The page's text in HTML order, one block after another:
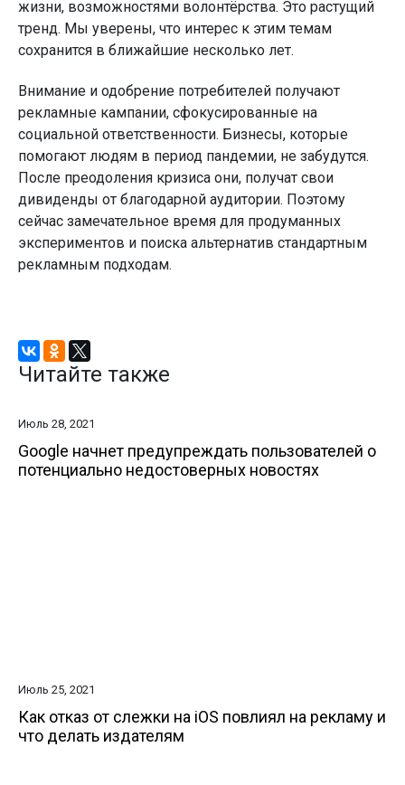
жизни, возможностями волонтёрства. Это растущий
тренд. Мы уверены, что интерес к этим темам
сохранится в ближайшие несколько лет.
Внимание и одобрение потребителей получают
рекламные кампании, сфокусированные на
социальной ответственности. Бизнесы, которые
помогают людям в период пандемии, не забудутся.
После преодоления кризиса они, получат свои
дивиденды от благодарной аудитории. Поэтому
сейчас замечательное время для продуманных
экспериментов и поиска альтернатив стандартным
рекламным подходам.
Читайте также
Июль 28, 2021
Google начнет предупреждать пользователей о
потенциально недостоверных новостях
Июль 25, 2021
Как отказ от слежки на iOS повлиял на рекламу и
что делать издателям